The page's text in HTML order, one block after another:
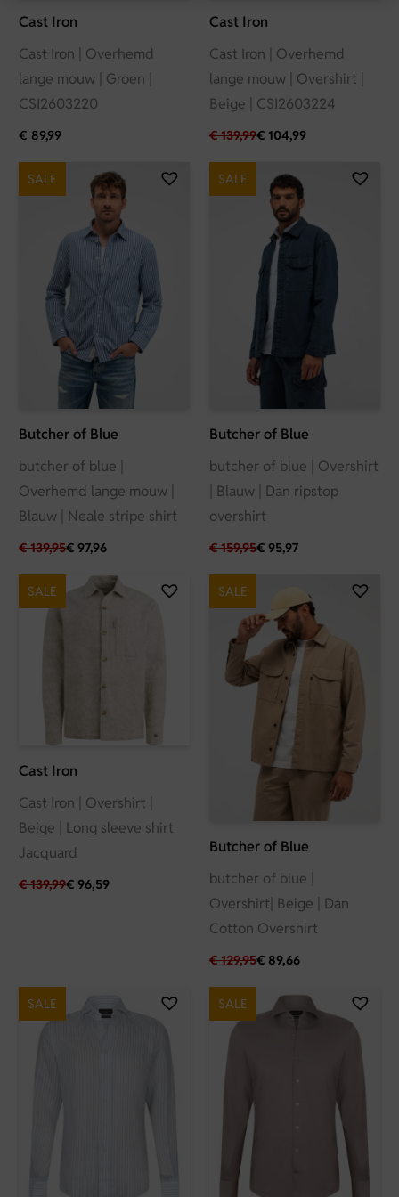
Cast Iron
Cast Iron | Overhemd
lange mouw | Groen |
CSI2603220
€ 89,99
Cast Iron
Cast Iron | Overhemd
lange mouw | Overshirt |
Beige | CSI2603224
€139,99€ 104,99
Butcher of Blue
SALE
butcher of blue |
Overhemd lange mouw |
Blauw | Neale stripe shirt
€139,95€ 97,96
Butcher of Blue
SALE
butcher of blue | Overshirt
| Blauw | Dan ripstop
overshirt
€159,95€ 95,97
Cast Iron
SALE
Cast Iron | Overshirt |
Beige | Long sleeve shirt
Jacquard
€139,99€ 96,59
Butcher of Blue
SALE
butcher of blue |
Overshirt| Beige | Dan
Cotton Overshirt
€129,95€ 89,66
SALE SALE